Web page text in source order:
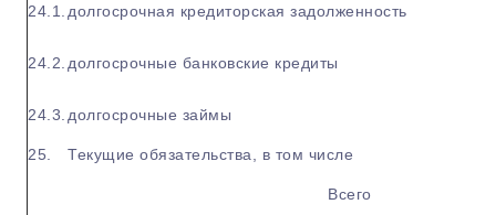
24.1. долгосрочная кредиторская задолженность
24.2. долгосрочные банковские кредиты
24.3. долгосрочные займы
25. Текущие обязательства, в том числе
Всего